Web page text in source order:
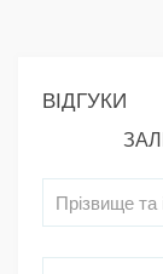
ВІДГУКИ